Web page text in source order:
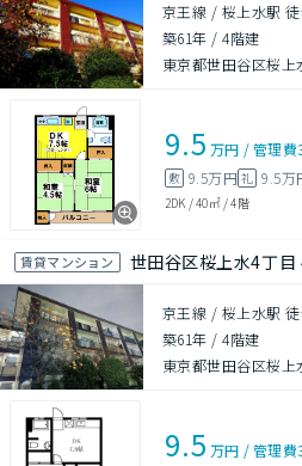
京王線 / 桜上水駅
築61年 /4階建
東京都世田谷区桜上
9.5 万円 /管理費
敷 9.5万円礼 9.5万
2DK /40㎡/4階
賃貸マンション 世田谷区桜上水4丁
京王線 / 桜上水駅
築61年 /4階建
東京都世田谷区桜上
9.5 万円 /管理費